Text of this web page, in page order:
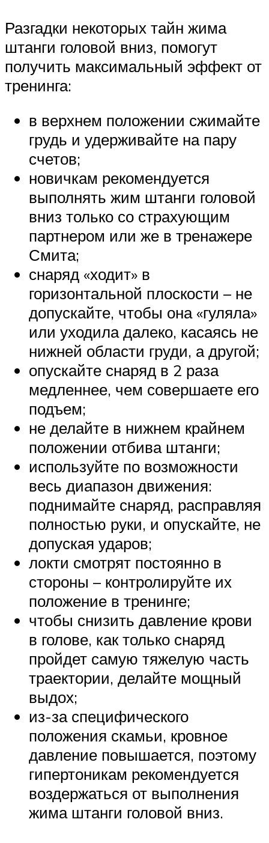
Разгадки некоторых тайн жима
штанги головой вниз, помогут
получить максимальный эффект от
тренинга:
в верхнем положении сжимайте
грудь и удерживайте на пару
счетов;
новичкам рекомендуется
выполнять жим штанги головой
вниз только со страхующим
партнером или же в тренажере
Смита;
снаряд «ходит» в
горизонтальной плоскости – не
допускайте, чтобы она «гуляла»
или уходила далеко, касаясь не
нижней области груди, а другой;
опускайте снаряд в 2 раза
медленнее, чем совершаете его
подъем;
не делайте в нижнем крайнем
положении отбива штанги;
используйте по возможности
весь диапазон движения:
поднимайте снаряд, расправляя
полностью руки, и опускайте, не
допуская ударов;
локти смотрят постоянно в
стороны – контролируйте их
положение в тренинге;
чтобы снизить давление крови
в голове, как только снаряд
пройдет самую тяжелую часть
траектории, делайте мощный
выдох;
из-за специфического
положения скамьи, кровное
давление повышается, поэтому
гипертоникам рекомендуется
воздержаться от выполнения
жима штанги головой вниз.